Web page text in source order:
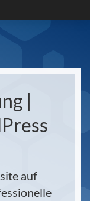
|
auf